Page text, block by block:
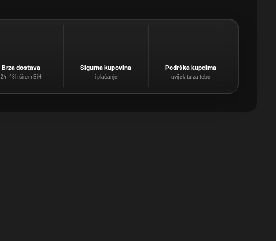
Brza dostava
24–48h širom BiH
Sigurna kupovina
i plaćanje
Podrška kupcima
uvijek tu za tebe